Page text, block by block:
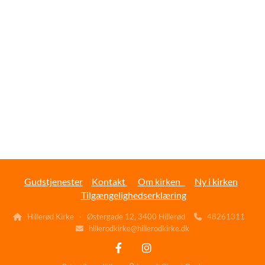
Gudstjenester Kontakt Om kirken
Ny i kirken
Tilgængelighedserklæring
 Hillerød Kirke · Østergade 12, ͘3400 Hillerød  48261311
 hillerodkirke@hillerodkirke.dk